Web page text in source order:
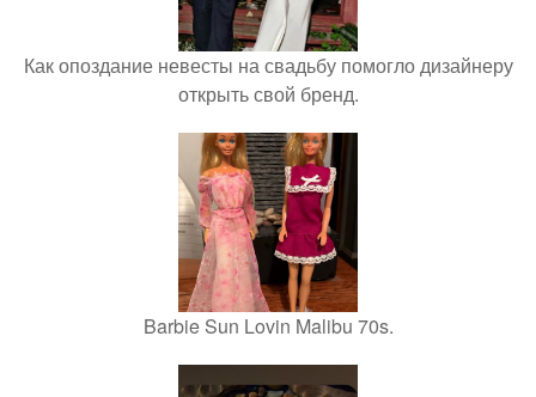
Как опоздание невесты на свадьбу помогло дизайнеру
открыть свой бренд.
Barbie Sun Lovin Malibu 70s.